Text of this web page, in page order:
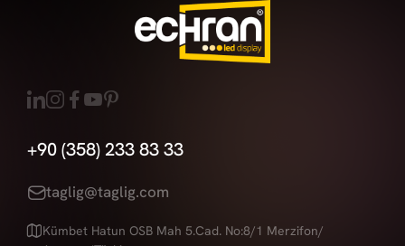
+90 (358) 233 83 33
taglig@taglig.com
Kümbet Hatun OSB Mah 5.Cad. No:8/1 Merzifon/